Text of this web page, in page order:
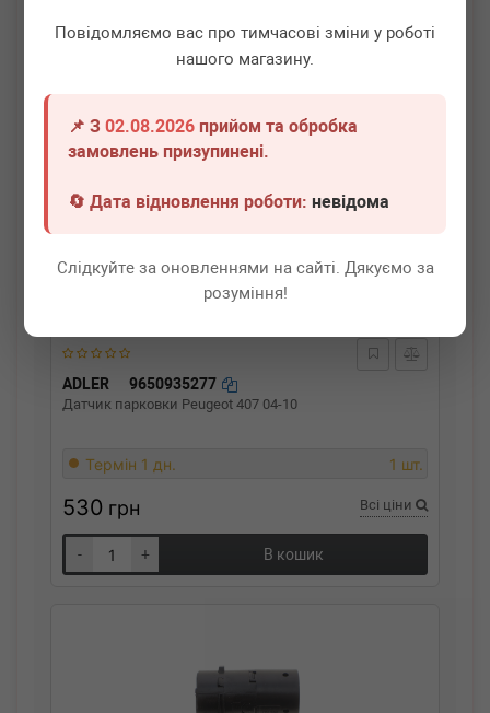
Повідомляємо вас про тимчасові зміни у роботі
нашого магазину.
📌 З02.08.2026 прийом та обробка
замовлень призупинені.
🔄 Дата відновлення роботи:невідома
Слідкуйте за оновленнями на сайті. Дякуємо за
розуміння!
В кошик
ADLER 9650935277
Датчик парковки Peugeot 407 04-10
Термін 1 дн. 1 шт.
530 грн Всі ціни
- + В кошик